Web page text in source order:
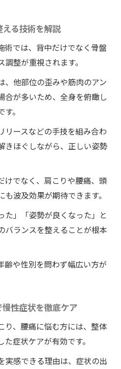
る技術を解説
術では、背中だけでなく骨盤
整が重視されます。
、他部位の歪みや筋肉のアン
合が多いため、全身を俯瞰し
。
リースなどの手技を組み合わ
きほぐしながら、正しい姿勢
けでなく、肩こりや腰痛、頭
波及効果が期待できます。
た」「姿勢が良くなった」と
バランスを整えることが根本
齢や性別を問わず幅広い方が
性症状を徹底ケア
り、腰痛に悩む方には、整体
症状ケアが有効です。
実感できる理由は、症状の出